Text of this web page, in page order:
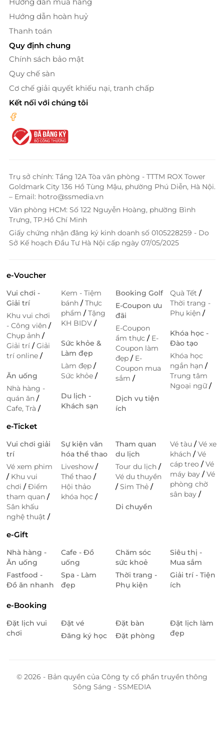
Hướng dẫn hoàn huỷ
Thanh toán
Quy định chung
Chính sách bảo mật
Quy chế sàn
Cơ chế giải quyết khiếu nại, tranh chấp
Kết nối với chúng tôi
Trụ sở chính: Tầng 12A Tòa văn phòng - TTTM ROX Tower
Goldmark City 136 Hồ Tùng Mậu, phường Phú Diễn, Hà Nội.
– Email: hotro@ssmedia.vn
Văn phòng HCM: Số 122 Nguyễn Hoàng, phường Bình
Trưng, TP.Hồ Chí Minh
Giấy chứng nhận đăng ký kinh doanh số 0105228259 - Do
Sở Kế hoạch Đầu Tư Hà Nội cấp ngày 07/05/2025
e-Voucher
Vui chơi -
Giải trí
Khu vui chơi
- Công viên /
Chụp ảnh /
Giải trí /Giải
trí online /
Ăn uống
Nhà hàng -
quán ăn /
Cafe, Trà /
Kem - Tiệm
bánh /Thực
phẩm /Tặng
KH BIDV /
Sức khỏe &
Làm đẹp
Làm đẹp /
Sức khỏe /
Du lịch -
Khách sạn
Booking Golf
E-Coupon ưu
đãi
E-Coupon
ẩm thực / E-
Coupon làm
đẹp / E-
Coupon mua
sắm /
Dịch vụ tiện
ích
Quà Tết/
Thời trang -
Phụ kiện/
Khóa học -
Đào tạo
Khóa học
ngắn hạn/
Trung tâm
Ngoại ngữ/
e-Ticket
Vui chơi giải
trí
Vé xem phim
/ Khu vui
chơi /Điểm
tham quan /
Sân khấu
nghệ thuật /
Sự kiện văn
hóa thể thao
Liveshow /
Thể thao /
Hội thảo
khóa học /
Tham quan
du lịch
Tour du lịch /
Vé du thuyền
/Sim Thẻ /
Di chuyển
Vé tàu/Vé xe
khách/Vé
cáp treo/Vé
máy bay/Vé
phòng chờ
sân bay/
e-Gift
Nhà hàng -
Ăn uống
Fastfood -
Đồ ăn nhanh
Cafe - Đồ
uống
Spa - Làm
đẹp
Chăm sóc
sức khoẻ
Thời trang -
Phụ kiện
Siêu thị -
Mua sắm
Giải trí - Tiện
ích
e-Booking
Đặt lịch vui
chơi
Đặt vé
Đăng ký học
Đặt bàn
Đặt phòng
Đặt lịch làm
đẹp
© 2026 - Bản quyền của Công ty cổ phần truyền thông
Sông Sáng - SSMEDIA